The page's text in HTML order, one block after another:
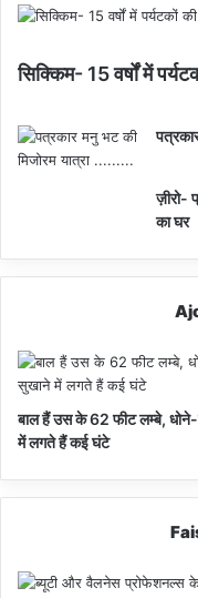
सिक्किम- 15 वर्षों में
ज़ीरो-
का घर
बाल हैं उस के 62 फीट लम्बे,
में लगते हैं कई घंटे